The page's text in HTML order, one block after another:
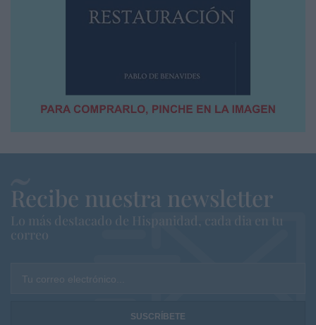
Recibe nuestra newsletter
Lo más destacado de Hispanidad, cada dia en tu
correo
Tu correo electrónico...